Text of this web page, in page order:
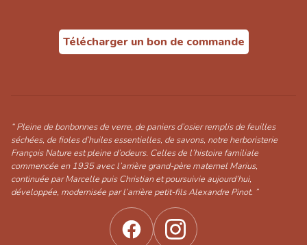
Télécharger un bon de commande
“ Pleine de bonbonnes de verre, de paniers d’osier remplis de feuilles
séchées, de fioles d’huiles essentielles, de savons, notre herboristerie
François Nature est pleine d’odeurs. Celles de l’histoire familiale
commencée en 1935 avec l’arrière grand-père maternel Marius,
continuée par Marcelle puis Christian et poursuivie aujourd’hui,
développée, modernisée par l’arrière petit-fils Alexandre Pinot. ”